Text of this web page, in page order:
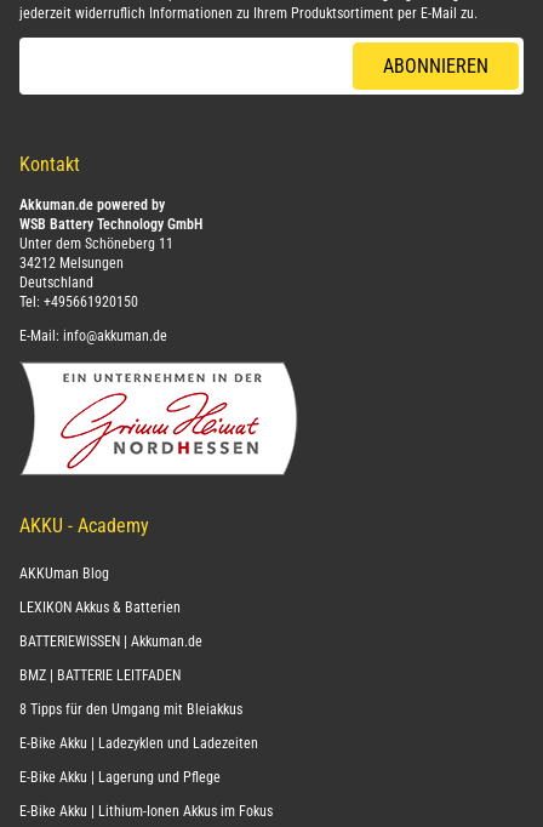
jederzeit widerruflich Informationen zu Ihrem Produktsortiment per E-Mail zu.
ABONNIEREN
Kontakt
Akkuman.de powered by
WSB Battery Technology GmbH
Unter dem Schöneberg 11
34212 Melsungen
Deutschland
Tel: +495661920150
E-Mail: info@akkuman.de
AKKU - Academy
AKKUman Blog
LEXIKON Akkus & Batterien
BATTERIEWISSEN | Akkuman.de
BMZ | BATTERIE LEITFADEN
8 Tipps für den Umgang mit Bleiakkus
E-Bike Akku | Ladezyklen und Ladezeiten
E-Bike Akku | Lagerung und Pflege
E-Bike Akku | Lithium-Ionen Akkus im Fokus